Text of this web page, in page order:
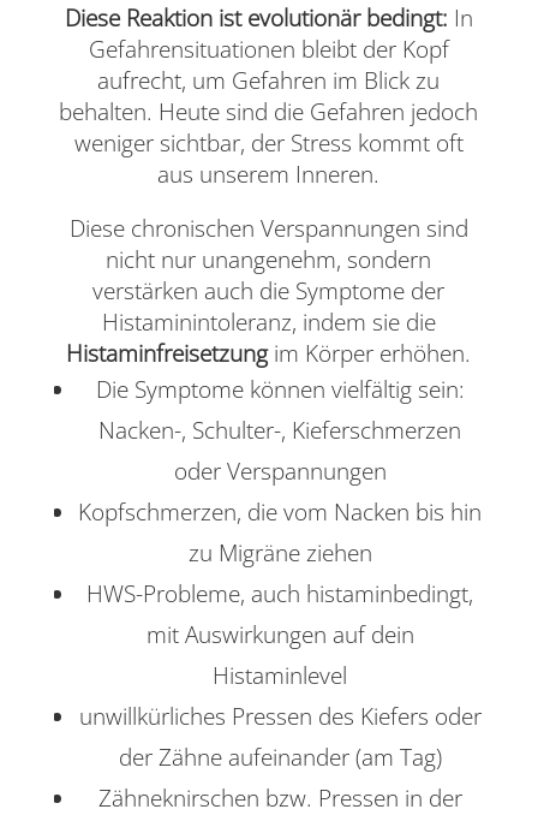
Diese Reaktion ist evolutionär bedingt: In
Gefahrensituationen bleibt der Kopf
aufrecht, um Gefahren im Blick zu
behalten. Heute sind die Gefahren jedoch
weniger sichtbar, der Stress kommt oft
aus unserem Inneren.
Diese chronischen Verspannungen sind
nicht nur unangenehm, sondern
verstärken auch die Symptome der
Histaminintoleranz, indem sie die
Histaminfreisetzungim Körper erhöhen.
Die Symptome können vielfältig sein:
Nacken-, Schulter-, Kieferschmerzen
oder Verspannungen
Kopfschmerzen, die vom Nacken bis hin
zu Migräne ziehen
HWS-Probleme, auch histaminbedingt,
mit Auswirkungen auf dein
Histaminlevel
unwillkürliches Pressen des Kiefers oder
der Zähne aufeinander (am Tag)
Zähneknirschen bzw. Pressen in der